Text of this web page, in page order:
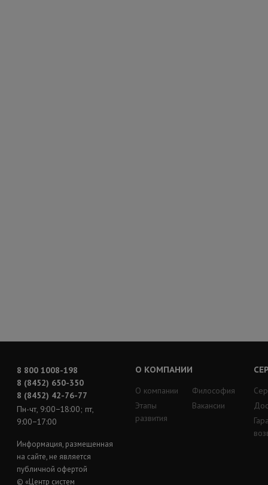
8 800 1008-198
8 (8452) 650-350
8 (8452) 42-76-77
Пн-чт, 9:00−18:00; пт,
9:00−17:00
Информация, размещенная
на сайте, не является
публичной офертой
© «Центр систем
О КОМПАНИИ
О компании
Этапы
развития
Философия
Вакансии